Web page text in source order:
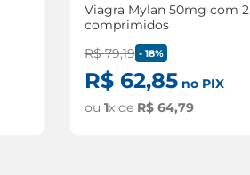
Viagra Mylan 50mg com 2
comprimidos
R$ 79,19 - 18%
R$ 62,85no PIX
ou 1x de R$ 64,79